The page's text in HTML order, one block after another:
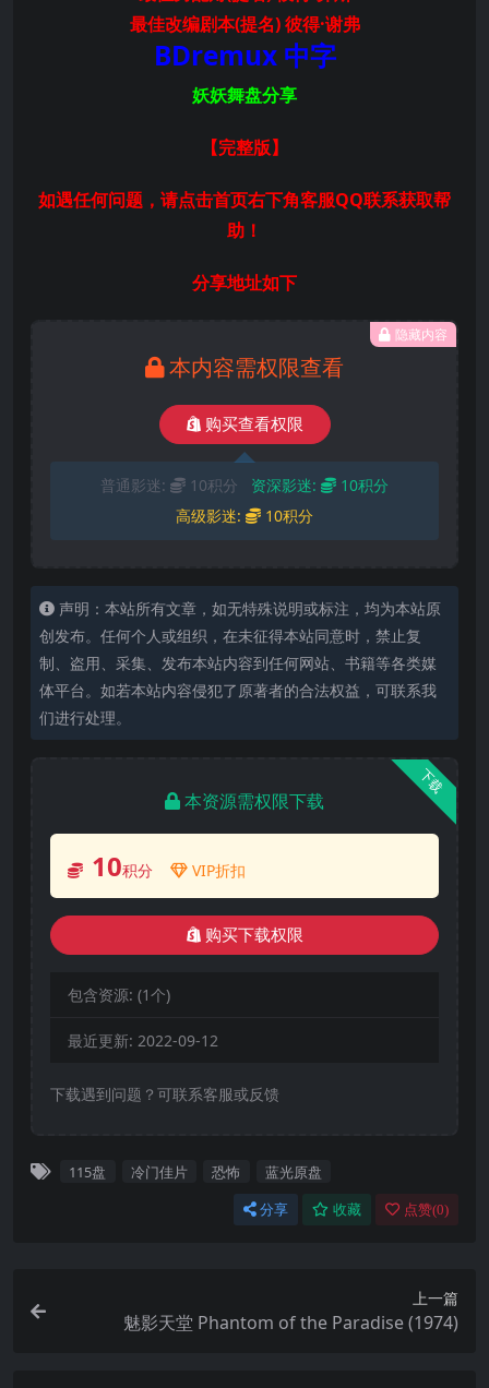
最佳改编剧本(提名) 彼得·谢弗
BDremux 中字
妖妖舞盘分享
【完整版】
如遇任何问题，请点击首页右下角客服QQ联系获取帮
助！
分享地址如下
隐藏内容
本内容需权限查看
购买查看权限
普通影迷: 10积分 资深影迷:
10积分
高级影迷:
10积分
声明：本站所有文章，如无特殊说明或标注，均为本站原
创发布。任何个人或组织，在未征得本站同意时，禁止复
制、盗用、采集、发布本站内容到任何网站、书籍等各类媒
体平台。如若本站内容侵犯了原著者的合法权益，可联系我
们进行处理。
下载
本资源需权限下载
10积分 VIP折扣
购买下载权限
包含资源: (1个)
最近更新: 2022-09-12
下载遇到问题？可联系客服或反馈
115盘 冷门佳片 恐怖 蓝光原盘
分享 收藏 点赞(0)
上一篇
魅影天堂 Phantom of the Paradise (1974)